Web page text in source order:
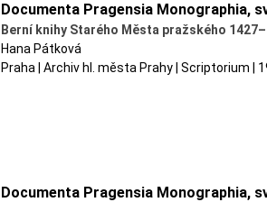
Documenta Pragensia Monographia,
Berní knihy Starého Města pražského
Hana Pátková
Praha | Archiv hl. města Prahy | Scriptorium |
Documenta Pragensia Monographia,